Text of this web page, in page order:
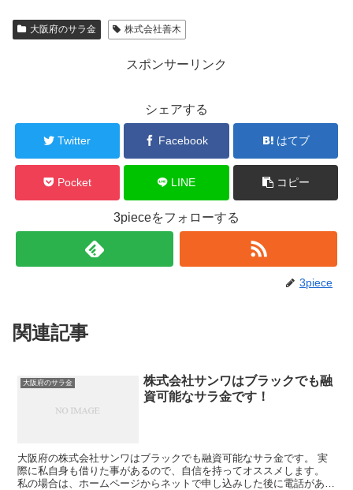
大阪府のサラ金 株式会社善木
スポンサーリンク
シェアする
Twitter Facebook はてブ
Pocket LINE コピー
3pieceをフォローする
3piece
関連記事
大阪府のサラ金
株式会社サンワはブラックでも融
資可能なサラ金です！
大阪府の株式会社サンワはブラックでも融資可能なサラ金です。 実
際に私自身も借りた事があるので、自信を持ってオススメします。
私の場合は、ホームページからネットで申し込みした後に電話があ